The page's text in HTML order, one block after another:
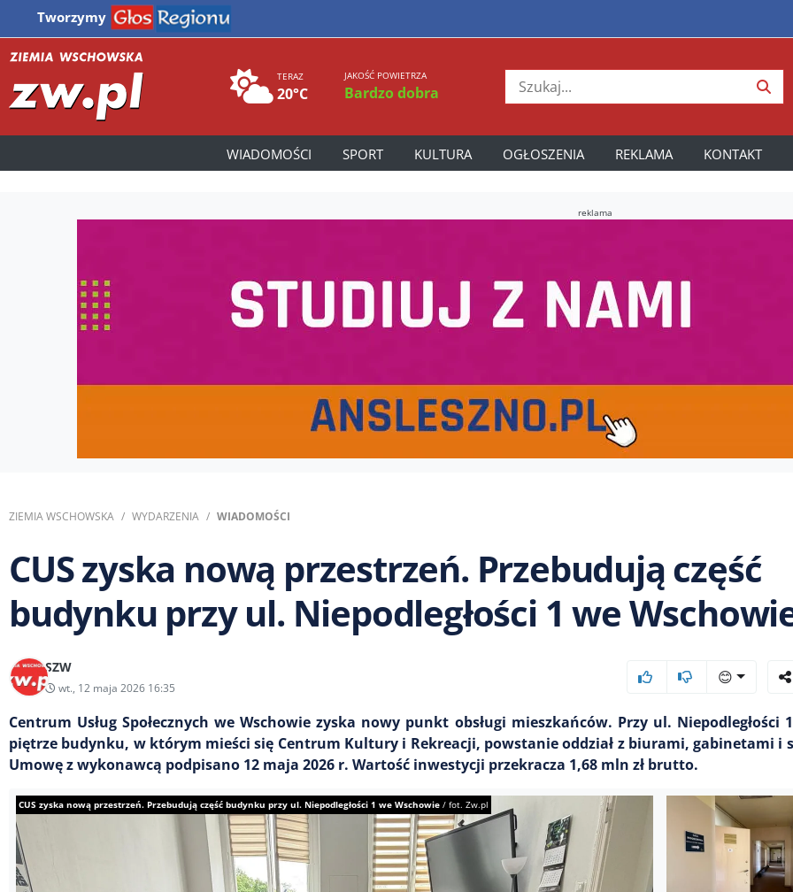
Tworzymy
TERAZ
20°C
JAKOŚĆ POWIETRZA
Bardzo dobra
WIADOMOŚCI SPORT KULTURA OGŁOSZENIA REKLAMA KONTAKT
reklama
ZIEMIA WSCHOWSKA WYDARZENIA WIADOMOŚCI
CUS zyska nową przestrzeń. Przebudują część
budynku przy ul. Niepodległości 1 we
SZW
wt., 12 maja 2026 16:35
😊
Centrum Usług Społecznych we Wschowie zyska nowy punkt obsługi mieszkańców. Przy ul. Niepodległości
piętrze budynku, w którym mieści się Centrum Kultury i Rekreacji, powstanie oddział z biurami, gabinetami i
Umowę z wykonawcą podpisano 12 maja 2026 r. Wartość inwestycji przekracza 1,68 mln zł brutto.
CUS zyska nową przestrzeń. Przebudują część budynku przy ul. Niepodległości 1 we Wschowie / fot. Zw.pl